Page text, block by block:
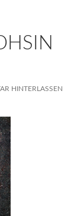
HINTERLASSEN